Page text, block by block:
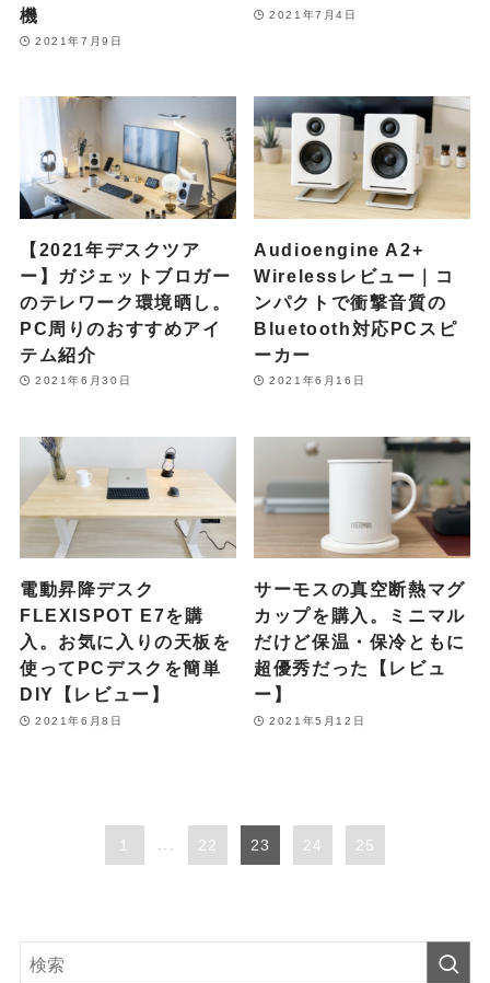
機
2021年7月9日
2021年7月4日
【2021年デスクツア
ー】ガジェットブロガー
のテレワーク環境晒し。
PC周りのおすすめアイ
テム紹介
2021年6月30日
Audioengine A2+
Wirelessレビュー｜コ
ンパクトで衝撃音質の
Bluetooth対応PCスピ
ーカー
2021年6月16日
電動昇降デスク
FLEXISPOT E7を購
入。お気に入りの天板を
使ってPCデスクを簡単
DIY【レビュー】
2021年6月8日
サーモスの真空断熱マグ
カップを購入。ミニマル
だけど保温・保冷ともに
超優秀だった【レビュ
ー】
2021年5月12日
1 22 23 24 25